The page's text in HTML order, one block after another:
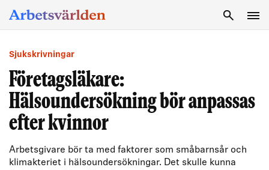
Sjukskrivningar
Företagsläkare:
Hälsoundersökning bör anpassas
efter kvinnor
Arbetsgivare bör ta med faktorer som småbarnsår och
klimakteriet i hälsoundersökningar. Det skulle kunna